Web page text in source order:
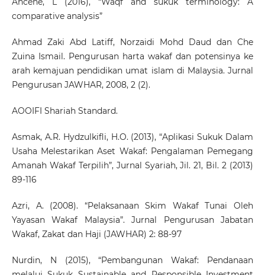
comparative analysis”
Ahmad Zaki Abd Latiff, Norzaidi Mohd Daud dan Che
Zuina Ismail. Pengurusan harta wakaf dan potensinya ke
arah kemajuan pendidikan umat islam di Malaysia. Jurnal
Pengurusan JAWHAR, 2008, 2 (2).
AOOIFI Shariah Standard.
Asmak, A.R. Hydzulkifli, H.O. (2013), “Aplikasi Sukuk Dalam
Usaha Melestarikan Aset Wakaf: Pengalaman Pemegang
Amanah Wakaf Terpilih”, Jurnal Syariah, Jil. 21, Bil. 2 (2013)
89-116
Azri, A. (2008). “Pelaksanaan Skim Wakaf Tunai Oleh
Yayasan Wakaf Malaysia”. Jurnal Pengurusan Jabatan
Wakaf, Zakat dan Haji (JAWHAR) 2: 88-97
Nurdin, N (2015), “Pembangunan Wakaf: Pendanaan